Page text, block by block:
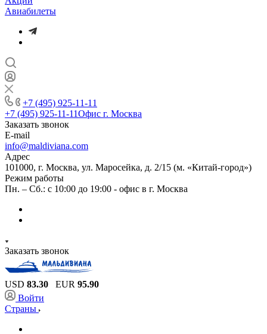
Авиабилеты
+7 (495) 925-11-11
+7 (495) 925-11-11Офис г. Москва
Заказать звонок
E-mail
info@maldiviana.com
Адрес
101000, г. Москва, ул. Маросейка, д. 2/15 (м. «Китай-город»)
Режим работы
Пн. – Сб.: с 10:00 до 19:00 - офис в г. Москва
Заказать звонок
USD 83.30 EUR 95.90
Войти
Страны